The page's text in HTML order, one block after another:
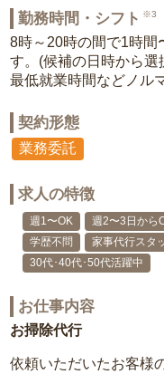
勤務時間・シフト ※3
8時～20時の間で1時間
す。(候補の日時から選
最低就業時間などノル
契約形態
業務委託
求人の特徴
週1〜OK 週2〜3日から
学歴不問
家事代行スタ
30代･40代･50代活躍中
お仕事内容
お掃除代行
依頼いただいたお客様